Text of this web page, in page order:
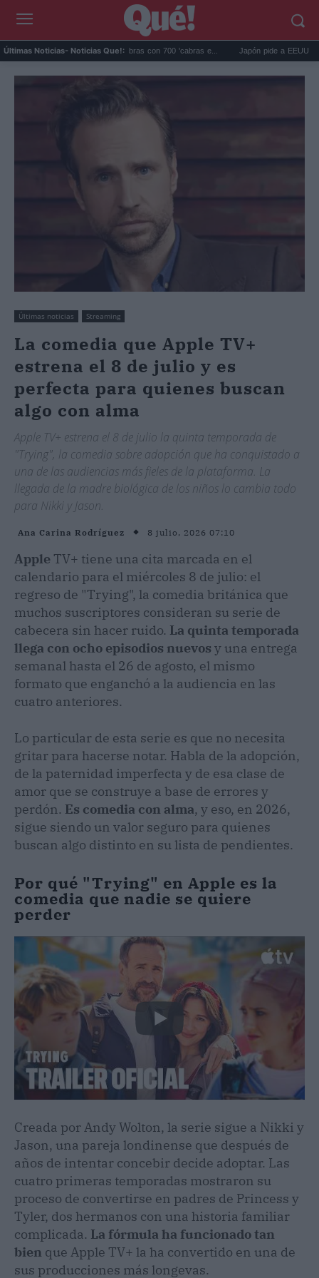
Últimas Noticias- Noticias Que!:
eliminó 140.000 cabras con 700 'cabras e... Japón pide a EEUU que deje de
Últimas noticias Streaming
La comedia que Apple TV+
estrena el 8 de julio y es
perfecta para quienes buscan
algo con alma
Apple TV+ estrena el 8 de julio la quinta temporada de
"Trying", la comedia sobre adopción que ha conquistado a
una de las audiencias más fieles de la plataforma. La
llegada de la madre biológica de los niños lo cambia todo
para Nikki y Jason.
Ana Carina Rodríguez 8 julio, 2026 07:10
Apple TV+ tiene una cita marcada en el
calendario para el miércoles 8 de julio: el
regreso de "Trying", la comedia británica que
muchos suscriptores consideran su serie de
cabecera sin hacer ruido. La quinta temporada
llega con ocho episodios nuevos y una entrega
semanal hasta el 26 de agosto, el mismo
formato que enganchó a la audiencia en las
cuatro anteriores.
Lo particular de esta serie es que no necesita
gritar para hacerse notar. Habla de la adopción,
de la paternidad imperfecta y de esa clase de
amor que se construye a base de errores y
perdón. Es comedia con alma, y eso, en 2026,
sigue siendo un valor seguro para quienes
buscan algo distinto en su lista de pendientes.
Por qué "Trying" en Apple es la
comedia que nadie se quiere
perder
Creada por Andy Wolton, la serie sigue a Nikki y
Jason, una pareja londinense que después de
años de intentar concebir decide adoptar. Las
cuatro primeras temporadas mostraron su
proceso de convertirse en padres de Princess y
Tyler, dos hermanos con una historia familiar
complicada. La fórmula ha funcionado tan
bien que Apple TV+ la ha convertido en una de
sus producciones más longevas.